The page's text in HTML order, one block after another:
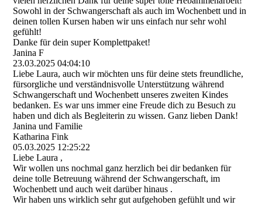
Sowohl in der Schwangerschaft als auch im Wochenbett und in
deinen tollen Kursen haben wir uns einfach nur sehr wohl
gefühlt!
Danke für dein super Komplettpaket!
Janina F
23.03.2025 04:04:10
Liebe Laura, auch wir möchten uns für deine stets freundliche,
fürsorgliche und verständnisvolle Unterstützung während
Schwangerschaft und Wochenbett unseres zweiten Kindes
bedanken. Es war uns immer eine Freude dich zu Besuch zu
haben und dich als Begleiterin zu wissen. Ganz lieben Dank!
Janina und Familie
Katharina Fink
05.03.2025 12:25:22
Liebe Laura ,
Wir wollen uns nochmal ganz herzlich bei dir bedanken für
deine tolle Betreuung während der Schwangerschaft, im
Wochenbett und auch weit darüber hinaus .
Wir haben uns wirklich sehr gut aufgehoben gefühlt und wir